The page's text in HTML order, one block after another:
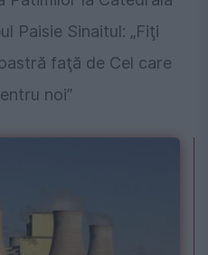
Paisie Sinaitul: „Fiţi
faţă de Cel care
noi”